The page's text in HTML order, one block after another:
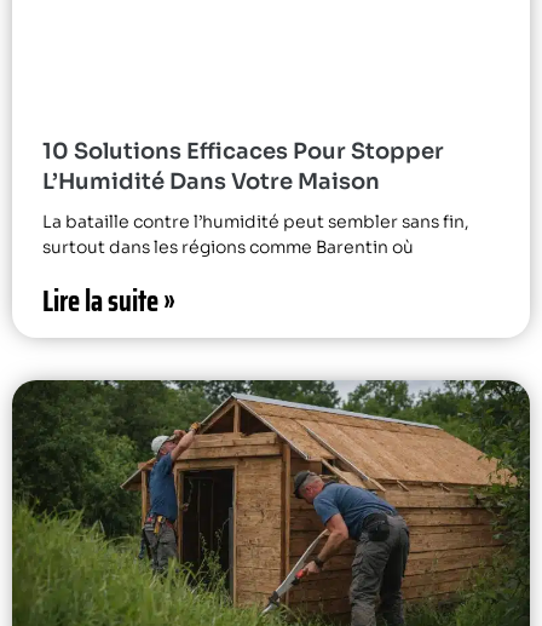
10 Solutions Efficaces Pour Stopper
L’Humidité Dans Votre Maison
La bataille contre l’humidité peut sembler sans fin,
surtout dans les régions comme Barentin où
Lire la suite »